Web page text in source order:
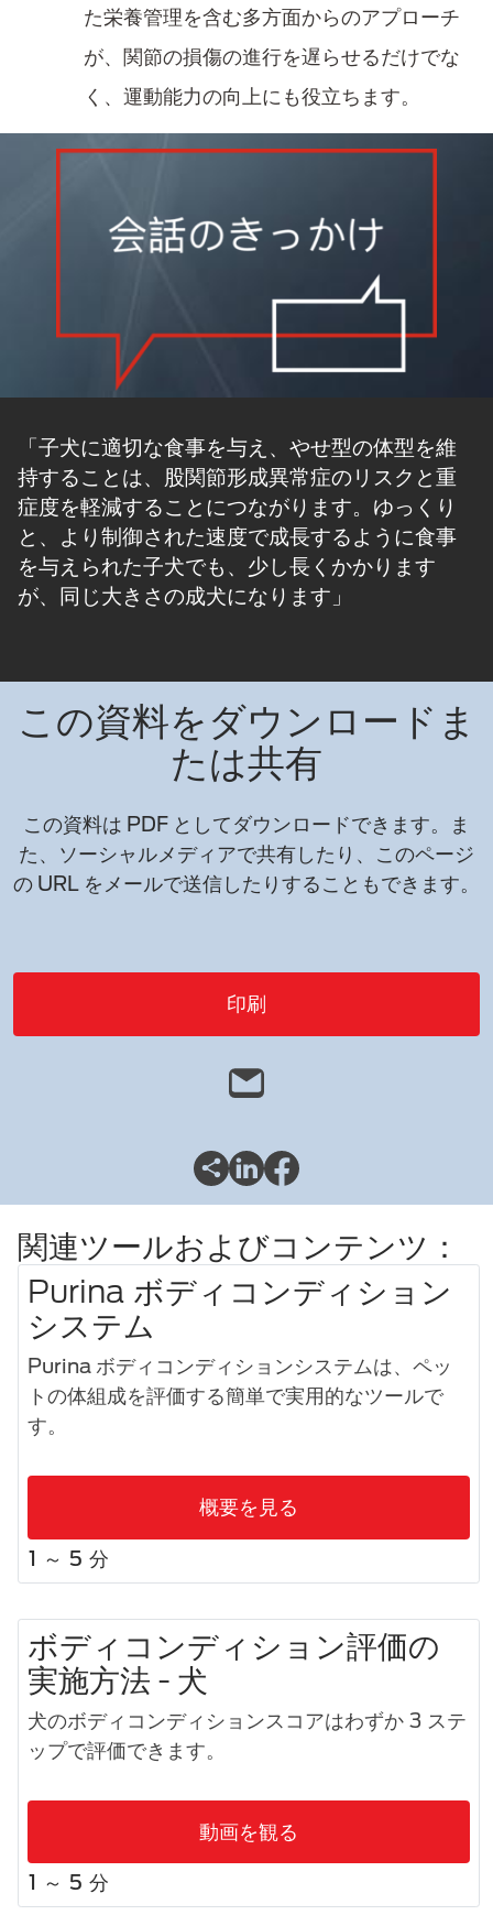
た栄養管理​を含む多方面からのアプローチ
が、関節の損傷の進行を遅らせるだけでな
く、運動能力の向上にも​役立ちます。
「子犬に適切な食事を与え、やせ型の体型を維
持することは、股関節形成異常症のリスクと重
症度を軽減することにつながります。ゆっくり
と、より制御された速度で成長するように食事
を与えられた子犬でも、少し長くかかります
が、同じ大きさの成犬になります」
この資料をダウンロードま
たは共有
この資料は PDF としてダウンロードできます。ま
た、ソーシャルメディアで共有したり、このページ
の URL をメールで送信したりすることもできます。
印刷
関連ツールおよびコンテンツ：
Purina ボディコンディション
システム
Purina ボディコンディションシステムは、ペッ
トの体組成を評価する簡単で実用的なツールで
す。
概要を見る
1 ～ 5 分
ボディコンディション評価の
実施方法 - 犬
犬のボディコンディションスコアはわずか 3 ステ
ップで評価できます。
動画を観る
1 ～ 5 分